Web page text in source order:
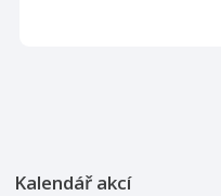
Kalendář akcí